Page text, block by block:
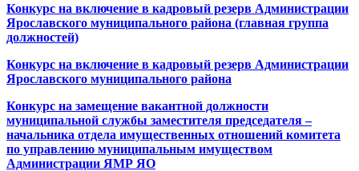
Конкурс на включение в кадровый резерв Администрации
Ярославского муниципального района (главная группа
должностей)
Конкурс на включение в кадровый резерв Администрации
Ярославского муниципального района
Конкурс на замещение вакантной должности
муниципальной службы заместителя председателя –
начальника отдела имущественных отношений комитета
по управлению муниципальным имуществом
Администрации ЯМР ЯО